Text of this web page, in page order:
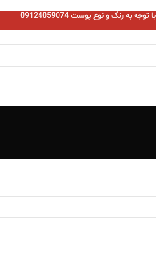
رنگ و نوع پوست 09124059074